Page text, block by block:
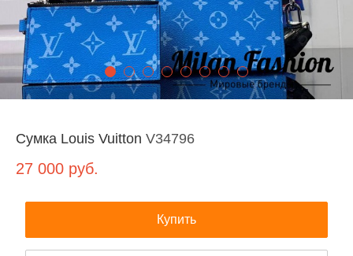
Сумка Louis Vuitton V34796
27 000 руб.
Купить